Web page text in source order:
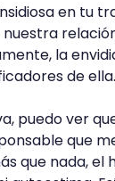
en tu
la
de ella.
puedo ver
que
que nada, el